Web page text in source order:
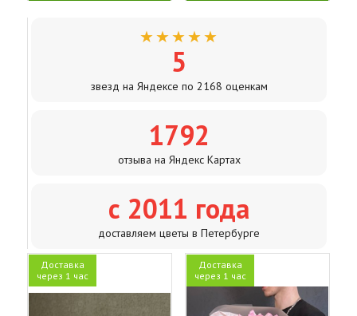
★★★★★
5
звезд на Яндексе по 2168 оценкам
1792
отзыва на Яндекс Картах
с 2011 года
доставляем цветы в Петербурге
Доставка
через 1 час
Доставка
через 1 час